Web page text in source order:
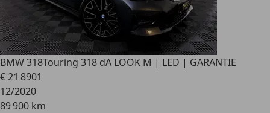
BMW 318Touring 318 dA LOOK M | LED | GARANTIE
€ 21 8901
12/2020
89 900 km